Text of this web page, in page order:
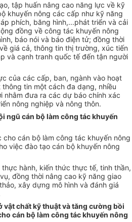
tập huấn nâng cao năng lực về kỹ
khuyến nông các cấp như kỹ năng
phích, băng hình,...phát triển và cải
đồng về công tác khuyến nông
ình, báo nói và báo điện tử; đồng thời
giá cả, thông tin thị trường, xúc tiến
và cạnh tranh quốc tế đến tận người
của các cấp, ban, ngành vào hoạt
tin một cách đa dạng, nhiều
nhằm đưa ra các dự báo chính xác
nông nghiệp và nông thôn.
ngũ cán bộ làm công tác khuyến
cán bộ làm công tác khuyến nông
việc đào tạo cán bộ khuyến nông
hành, kiến thức thực tế, tinh thần,
đồng thời nâng cao kỹ năng giao
xây dựng mô hình và đánh giá
vật chất kỹ thuật và tăng cường bồi
cán bộ làm công tác khuyến nông